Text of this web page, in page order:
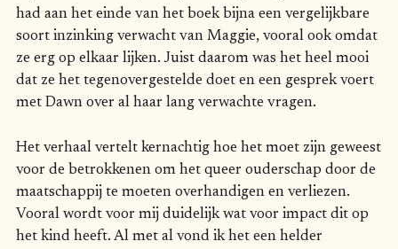
had aan het einde van het boek bijna een vergelijkbare
soort inzinking verwacht van Maggie, vooral ook omdat
ze erg op elkaar lijken. Juist daarom was het heel mooi
dat ze het tegenovergestelde doet en een gesprek voert
met Dawn over al haar lang verwachte vragen.
Het verhaal vertelt kernachtig hoe het moet zijn geweest
voor de betrokkenen om het queer ouderschap door de
maatschappij te moeten overhandigen en verliezen.
Vooral wordt voor mij duidelijk wat voor impact dit op
het kind heeft. Al met al vond ik het een helder